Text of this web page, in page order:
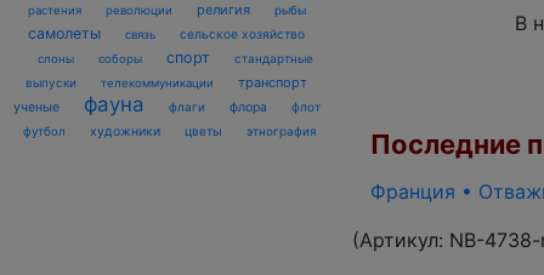
растения революции религия рыбы
самолеты связь сельское хозяйство
слоны соборы спорт
стандартные
выпуски
телекоммуникации транспорт
ученые фауна флаги флора
флот
футбол
художники цветы этнография
В
Последние
Франция •
(Артикул: NB-4738-